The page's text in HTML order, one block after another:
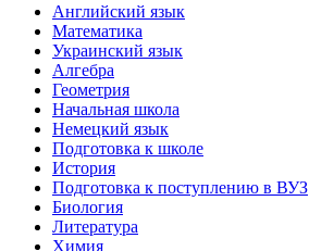
Английский язык
Математика
Украинский язык
Алгебра
Геометрия
Начальная школа
Немецкий язык
Подготовка к школе
История
Подготовка к поступлению в ВУЗ
Биология
Литература
Химия